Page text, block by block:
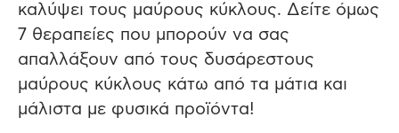
καλύψει τους μαύρους κύκλους. Δείτε όμως
7 θεραπείες που μπορούν να σας
απαλλάξουν από τους δυσάρεστους
μαύρους κύκλους κάτω από τα μάτια και
μάλιστα με φυσικά προϊόντα!